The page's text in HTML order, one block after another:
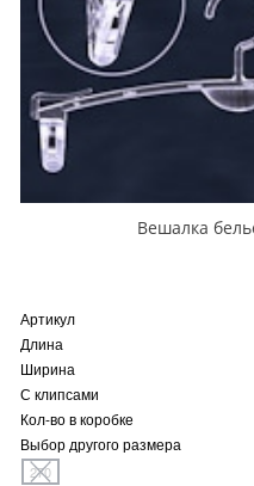
Вешалка
Артикул
Длина
Ширина
С клипсами
Кол-во в коробке
Выбор другого размера
270